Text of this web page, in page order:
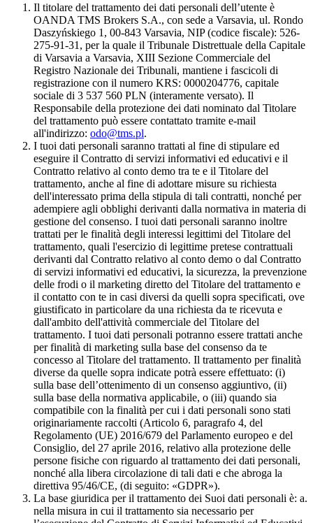
Il titolare del trattamento dei dati personali dell’utente è
OANDA TMS Brokers S.A., con sede a Varsavia, ul. Rondo
Daszyńskiego 1, 00-843 Varsavia, NIP (codice fiscale): 526-
275-91-31, per la quale il Tribunale Distrettuale della Capitale
di Varsavia a Varsavia, XIII Sezione Commerciale del
Registro Nazionale dei Tribunali, mantiene i fascicoli di
registrazione con il numero KRS: 0000204776, capitale
sociale di 3 537 560 PLN (interamente versato). Il
Responsabile della protezione dei dati nominato dal Titolare
del trattamento può essere contattato tramite e-mail
all'indirizzo: odo@tms.pl.
I tuoi dati personali saranno trattati al fine di stipulare ed
eseguire il Contratto di servizi informativi ed educativi e il
Contratto relativo al conto demo tra te e il Titolare del
trattamento, anche al fine di adottare misure su richiesta
dell'interessato prima della stipula di tali contratti, nonché per
adempiere agli obblighi derivanti dalla normativa in materia di
gestione del consenso. I tuoi dati personali saranno inoltre
trattati per le finalità degli interessi legittimi del Titolare del
trattamento, quali l'esercizio di legittime pretese contrattuali
derivanti dal Contratto relativo al conto demo o dal Contratto
di servizi informativi ed educativi, la sicurezza, la prevenzione
delle frodi o il marketing diretto del Titolare del trattamento e
il contatto con te in casi diversi da quelli sopra specificati, ove
giustificato in particolare da una richiesta da te ricevuta e
dall'ambito dell'attività commerciale del Titolare del
trattamento. I tuoi dati personali potranno essere trattati anche
per finalità di marketing sulla base del consenso da te
concesso al Titolare del trattamento. Il trattamento per finalità
diverse da quelle sopra indicate potrà essere effettuato: (i)
sulla base dell’ottenimento di un consenso aggiuntivo, (ii)
sulla base della normativa applicabile, o (iii) quando sia
compatibile con la finalità per cui i dati personali sono stati
originariamente raccolti (Articolo 6, paragrafo 4, del
Regolamento (UE) 2016/679 del Parlamento europeo e del
Consiglio, del 27 aprile 2016, relativo alla protezione delle
persone fisiche con riguardo al trattamento dei dati personali,
nonché alla libera circolazione di tali dati e che abroga la
direttiva 95/46/CE, (di seguito: «GDPR»).
La base giuridica per il trattamento dei Suoi dati personali è: a.
nella misura in cui il trattamento sia necessario per